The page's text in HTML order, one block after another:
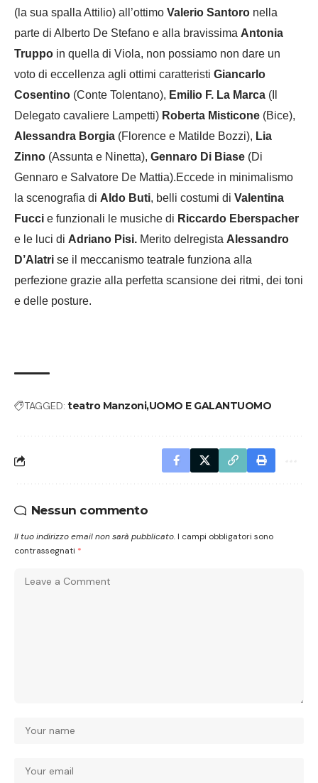
(la sua spalla Attilio) all’ottimo Valerio Santoro nella
parte di Alberto De Stefano e alla bravissima Antonia
Truppo in quella di Viola, non possiamo non dare un
voto di eccellenza agli ottimi caratteristi Giancarlo
Cosentino (Conte Tolentano), Emilio F. La Marca (Il
Delegato cavaliere Lampetti) Roberta Misticone (Bice),
Alessandra Borgia (Florence e Matilde Bozzi), Lia
Zinno (Assunta e Ninetta), Gennaro Di Biase (Di
Gennaro e Salvatore De Mattia).Eccede in minimalismo
la scenografia di Aldo Buti, belli costumi di Valentina
Fucci e funzionali le musiche di Riccardo Eberspacher
e le luci di Adriano Pisi. Merito del regista Alessandro
D’Alatri se il meccanismo teatrale funziona alla
perfezione grazie alla perfetta scansione dei ritmi, dei toni
e delle posture.
TAGGED: teatro ManzoniUOMO E GALANTUOMO
Nessun commento
Il tuo indirizzo email non sarà pubblicato. I campi obbligatori sono
contrassegnati *